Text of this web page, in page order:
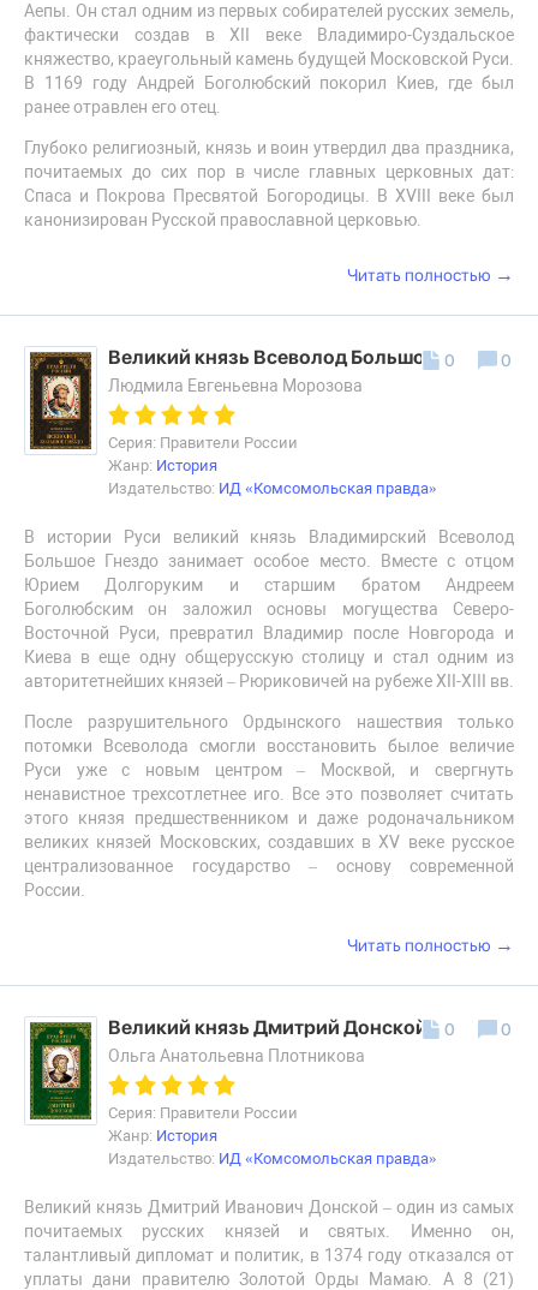
Аепы. Он стал одним из первых собирателей русских земель,
фактически создав в XII веке Владимиро-Суздальское
княжество, краеугольный камень будущей Московской Руси.
В 1169 году Андрей Боголюбский покорил Киев, где был
ранее отравлен его отец.
Глубоко религиозный, князь и воин утвердил два праздника,
почитаемых до сих пор в числе главных церковных дат:
Спаса и Покрова Пресвятой Богородицы. В XVIII веке был
канонизирован Русской православной церковью.
Читать полностью →
Великий князь Всеволод Большое Гнездо
Людмила Евгеньевна Морозова
Серия: Правители России
Жанр: История
Издательство: ИД «Комсомольская правда»
В истории Руси великий князь Владимирский Всеволод
Большое Гнездо занимает особое место. Вместе с отцом
Юрием Долгоруким и старшим братом Андреем
Боголюбским он заложил основы могущества Северо-
Восточной Руси, превратил Владимир после Новгорода и
Киева в еще одну общерусскую столицу и стал одним из
авторитетнейших князей – Рюриковичей на рубеже XII-XIII вв.
После разрушительного Ордынского нашествия только
потомки Всеволода смогли восстановить былое величие
Руси уже с новым центром – Москвой, и свергнуть
ненавистное трехсотлетнее иго. Все это позволяет считать
этого князя предшественником и даже родоначальником
великих князей Московских, создавших в XV веке русское
централизованное государство – основу современной
России.
0 0
Читать полностью →
Великий князь Дмитрий Донской
Ольга Анатольевна Плотникова
Серия: Правители России
Жанр: История
Издательство: ИД «Комсомольская правда»
Великий князь Дмитрий Иванович Донской – один из самых
почитаемых русских князей и святых. Именно он,
талантливый дипломат и политик, в 1374 году отказался от
уплаты дани правителю Золотой Орды Мамаю. А 8 (21)
0 0